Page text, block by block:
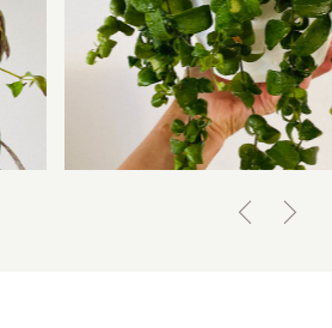
AESCHYNANTHUS
RASTA